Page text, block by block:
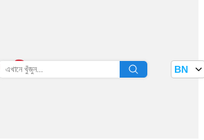
তথ্য বাতায়ন BN